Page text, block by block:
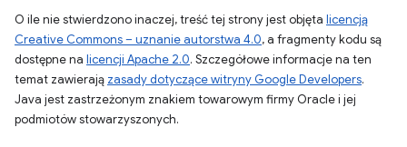
O ile nie stwierdzono inaczej, treść tej strony jest objęta licencją
Creative Commons – uznanie autorstwa 4.0, a fragmenty kodu są
dostępne na licencji Apache 2.0. Szczegółowe informacje na ten
temat zawierają zasady dotyczące witryny Google Developers.
Java jest zastrzeżonym znakiem towarowym firmy Oracle i jej
podmiotów stowarzyszonych.